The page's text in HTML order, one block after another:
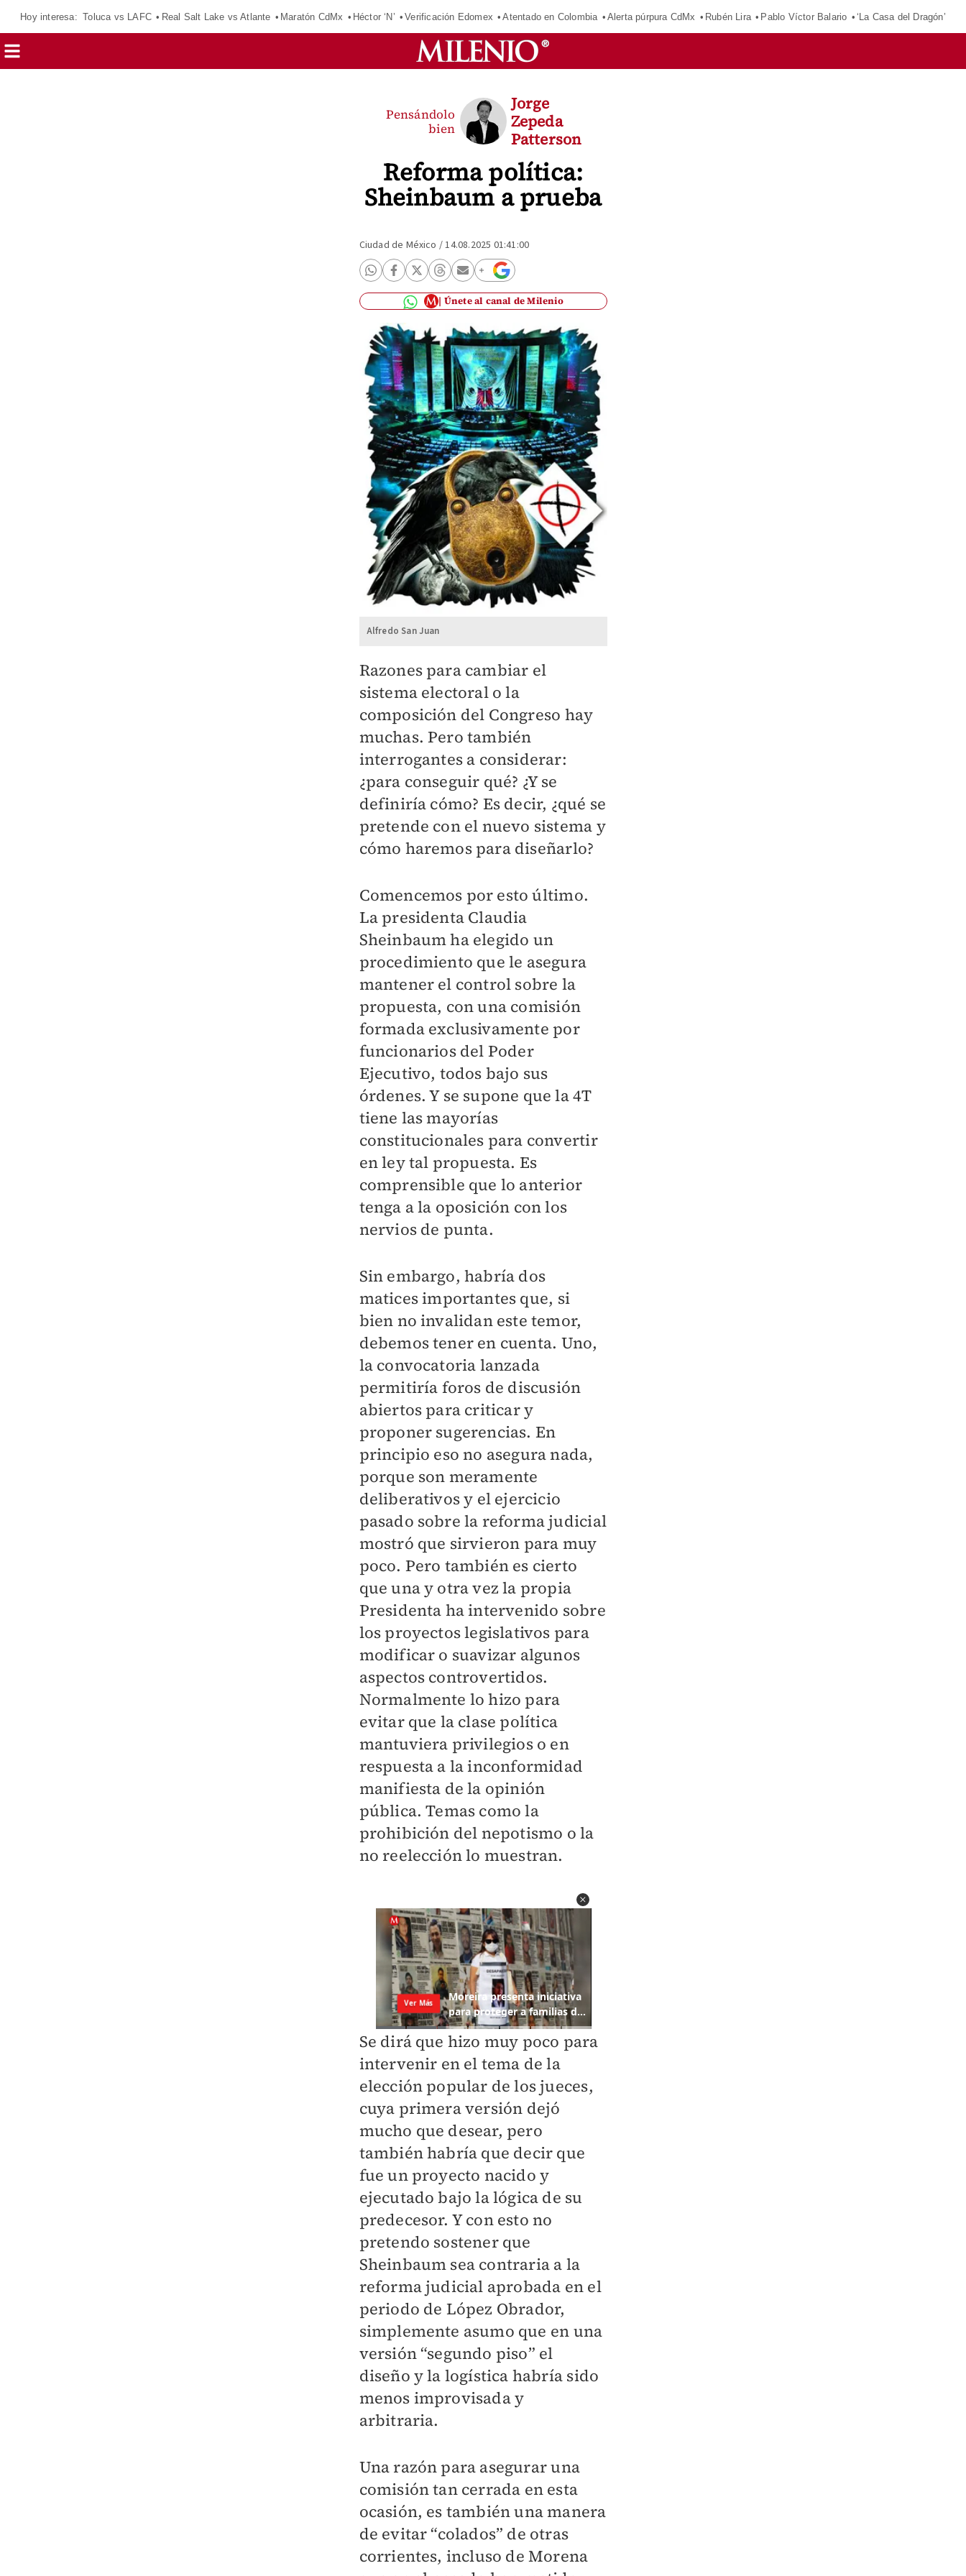
Hoy interesa: Toluca vs LAFC Real Salt Lake vs Atlante Maratón CdMx Héctor ‘N’ Verificación Edomex Atentado en Colombia Alerta púrpura CdMx Rubén Lira Pablo Víctor Balario ‘La Casa del Dragón’
Reforma política:
Sheinbaum a prueba
Pensándolo
bien
Jorge
Zepeda
Patterson
Ciudad de México /14.08.2025 01:41:00
Únete al canal de Milenio
Alfredo San Juan
Razones para cambiar el
sistema electoral o la
composición del Congreso hay
muchas. Pero también
interrogantes a considerar:
¿para conseguir qué? ¿Y se
definiría cómo? Es decir, ¿qué se
pretende con el nuevo sistema y
cómo haremos para diseñarlo?
Comencemos por esto último.
La presidenta Claudia
Sheinbaum ha elegido un
procedimiento que le asegura
mantener el control sobre la
propuesta, con una comisión
formada exclusivamente por
funcionarios del Poder
Ejecutivo, todos bajo sus
órdenes. Y se supone que la 4T
tiene las mayorías
constitucionales para convertir
en ley tal propuesta. Es
comprensible que lo anterior
tenga a la oposición con los
nervios de punta.
Sin embargo, habría dos
matices importantes que, si
bien no invalidan este temor,
debemos tener en cuenta. Uno,
la convocatoria lanzada
permitiría foros de discusión
abiertos para criticar y
proponer sugerencias. En
principio eso no asegura nada,
porque son meramente
deliberativos y el ejercicio
pasado sobre la reforma judicial
mostró que sirvieron para muy
poco. Pero también es cierto
que una y otra vez la propia
Presidenta ha intervenido sobre
los proyectos legislativos para
modificar o suavizar algunos
aspectos controvertidos.
Normalmente lo hizo para
evitar que la clase política
mantuviera privilegios o en
respuesta a la inconformidad
manifiesta de la opinión
pública. Temas como la
prohibición del nepotismo o la
no reelección lo muestran.
Se dirá que hizo muy poco para
intervenir en el tema de la
elección popular de los jueces,
cuya primera versión dejó
mucho que desear, pero
también habría que decir que
fue un proyecto nacido y
ejecutado bajo la lógica de su
predecesor. Y con esto no
pretendo sostener que
Sheinbaum sea contraria a la
reforma judicial aprobada en el
periodo de López Obrador,
simplemente asumo que en una
versión “segundo piso” el
diseño y la logística habría sido
menos improvisada y
arbitraria.
Una razón para asegurar una
comisión tan cerrada en esta
ocasión, es también una manera
de evitar “colados” de otras
corrientes, incluso de Morena